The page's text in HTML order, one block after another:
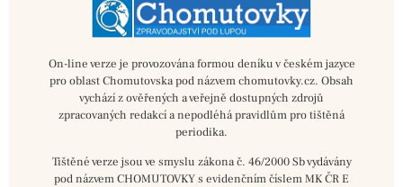
On-line verze je provozována formou deníku v českém jazyce
pro oblast Chomutovska pod názvem chomutovky.cz. Obsah
vychází z ověřených a veřejně dostupných zdrojů
zpracovaných redakcí a nepodléhá pravidlům pro tištěná
periodika.
Tištěné verze jsou ve smyslu zákona č. 46/2000 Sb vydávány
pod názvem CHOMUTOVKY s evidenčním číslem MK ČR E